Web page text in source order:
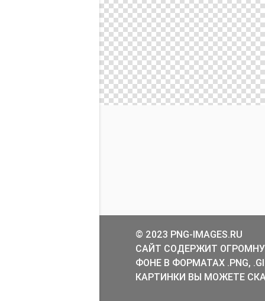
© 2023 PNG-IMAGES.RU
САЙТ СОДЕРЖИТ
ФОНЕ В ФОРМАТАХ .PNG,
КАРТИНКИ ВЫ МОЖЕТЕ